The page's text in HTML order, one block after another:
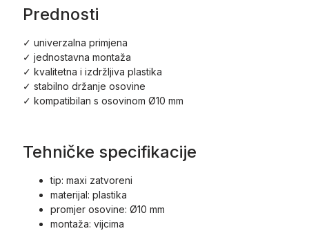
Prednosti
✓ univerzalna primjena
✓ jednostavna montaža
✓ kvalitetna i izdržljiva plastika
✓ stabilno držanje osovine
✓ kompatibilan s osovinom Ø10 mm
Tehničke specifikacije
tip: maxi zatvoreni
materijal: plastika
promjer osovine: Ø10 mm
montaža: vijcima